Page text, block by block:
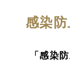
感染
「感染